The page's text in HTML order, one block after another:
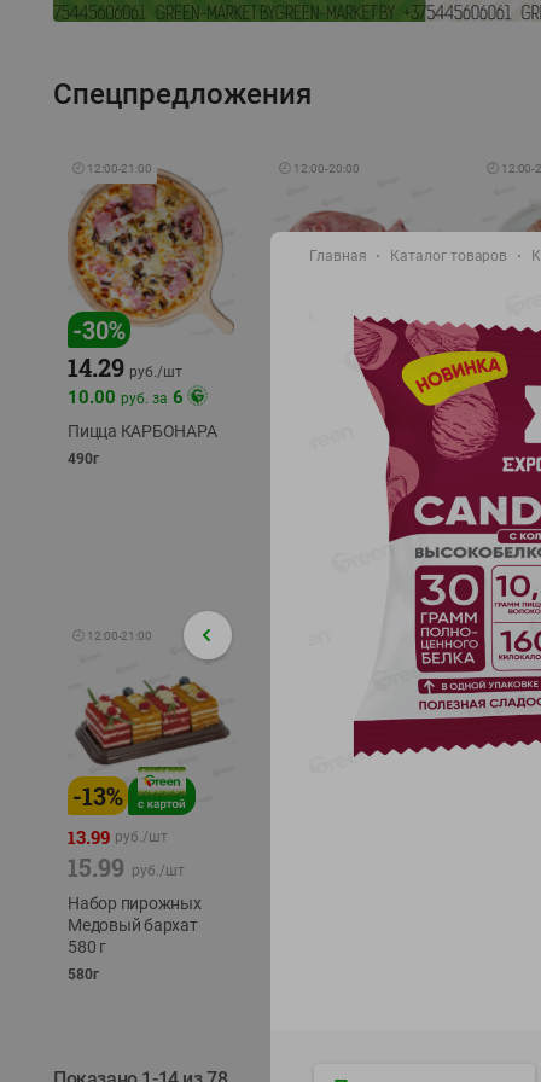
Спецпредложения
🕘 12:00-21:00
-30%
14.29 руб./шт
10.00 руб. за 6
Пицца КАРБОНАРА
490г
🕘 12:00-20:00
кг
кг
полуфабрикат,
охлажденный 1 кг
🕘 12:00-
-17%
9.99
11.99
🕘 12:00-21:00
-13%
13.99 руб./шт
15.99 руб./шт
Набор пирожных
Медовый бархат
580 г
580г
Главная Каталог товаров